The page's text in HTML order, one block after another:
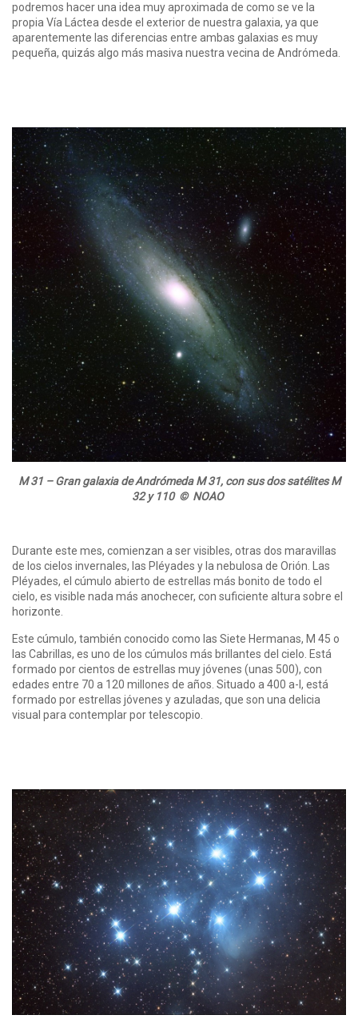
podremos hacer una idea muy aproximada de como se ve la
propia Vía Láctea desde el exterior de nuestra galaxia, ya que
aparentemente las diferencias entre ambas galaxias es muy
pequeña, quizás algo más masiva nuestra vecina de Andrómeda.
M 31 – Gran galaxia de Andrómeda M 31, con sus dos satélites M
32 y 110 © NOAO
Durante este mes, comienzan a ser visibles, otras dos maravillas
de los cielos invernales, las Pléyades y la nebulosa de Orión. Las
Pléyades, el cúmulo abierto de estrellas más bonito de todo el
cielo, es visible nada más anochecer, con suficiente altura sobre el
horizonte.
Este cúmulo, también conocido como las Siete Hermanas, M 45 o
las Cabrillas, es uno de los cúmulos más brillantes del cielo. Está
formado por cientos de estrellas muy jóvenes (unas 500), con
edades entre 70 a 120 millones de años. Situado a 400 a-l, está
formado por estrellas jóvenes y azuladas, que son una delicia
visual para contemplar por telescopio.